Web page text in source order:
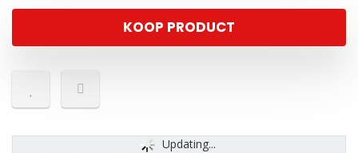
KOOP PRODUCT
Updating...